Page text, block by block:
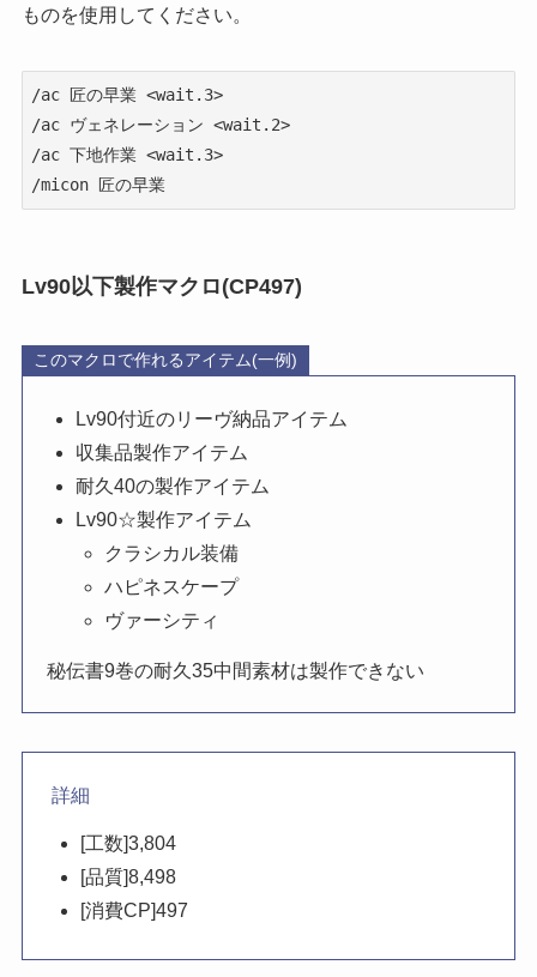
ものを使用してください。
/ac 匠の早業 <wait.3>
/ac ヴェネレーション <wait.2>
/ac 下地作業 <wait.3>
/micon 匠の早業
Lv90以下製作マクロ(CP497)
このマクロで作れるアイテム(一例)
Lv90付近のリーヴ納品アイテム
収集品製作アイテム
耐久40の製作アイテム
Lv90☆製作アイテム
クラシカル装備
ハピネスケープ
ヴァーシティ
秘伝書9巻の耐久35中間素材は製作できない
詳細
[工数]3,804
[品質]8,498
[消費CP]497